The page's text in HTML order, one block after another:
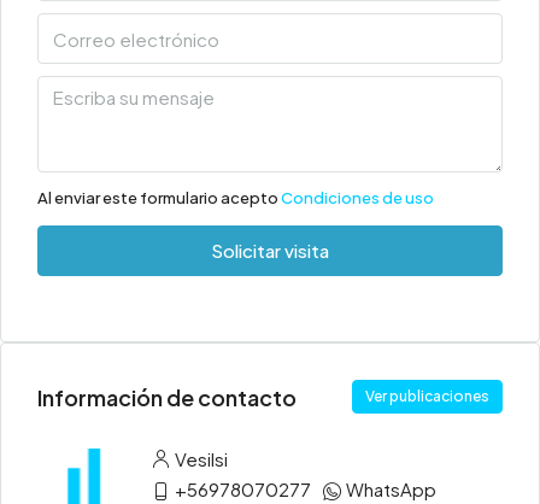
Al enviar este formulario aceptoCondiciones de uso
Solicitar visita
Información de contacto Ver publicaciones
Vesilsi
+56978070277
WhatsApp